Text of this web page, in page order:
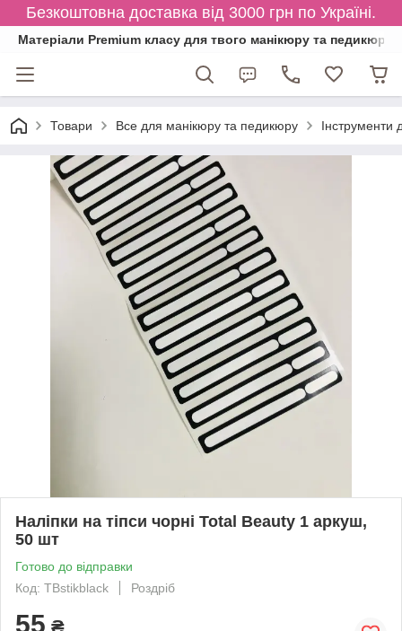
Безкоштовна доставка від 3000 грн по Україні.
Матеріали Premium класу для твого манікюру та педикюру
Товари Все для манікюру та педикюру Інструменти
Наліпки на тіпси чорні Total Beauty 1 аркуш,
50 шт
Готово до відправки
Код: TBstikblack
Роздріб
55